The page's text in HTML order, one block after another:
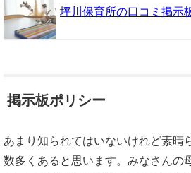
坪川保育所の口コミ掲示
掲示板ポリシー
あまり知られてはいないけれど素晴
数多くあると思います。みなさんの